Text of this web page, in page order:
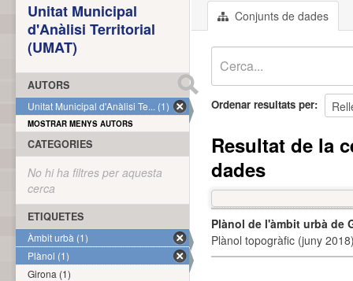
Conjunts de dades
Ordenar resultats per
Resultat de la
dades
Plànol de l'àmbit urbà de
Plànol topogràfic (juny
Unitat Municipal
d'Anàlisi Territorial
(UMAT)
AUTORS
Unitat Municipal d'Anàlisi Te... (1)
MOSTRAR MENYS AUTORS
CATEGORIES
No hi ha filtres per aquesta
cerca
ETIQUETES
Àmbit urbà (1)
Plànol (1)
Girona (1)